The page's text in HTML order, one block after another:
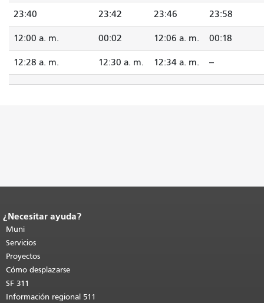
23:40 23:42 23:46 23:58
12:00 a. m. 00:02 12:06 a. m. 00:18
12:28 a. m. 12:30 a. m. 12:34 a. m. --
Fin del contenido de la página.
de esta página se repite en todas las
páginas.Volver al principio del
contenido principal
¿Necesitar ayuda?
Muni
Servicios
Proyectos
Cómo desplazarse
SF 311
Información regional 511